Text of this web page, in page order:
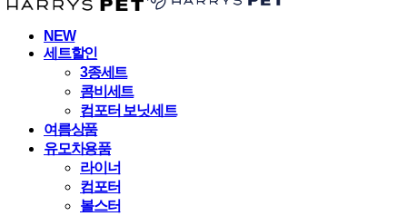
NEW
세트할인
3종세트
콤비세트
컴포터 보닛세트
여름상품
유모차용품
라이너
컴포터
볼스터